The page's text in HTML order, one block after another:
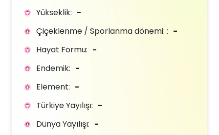
Yükseklik: -
Çiçeklenme / Sporlanma dönemi: : -
Hayat Formu: -
Endemik: -
Element: -
Türkiye Yayılışı: -
Dünya Yayılışı: -